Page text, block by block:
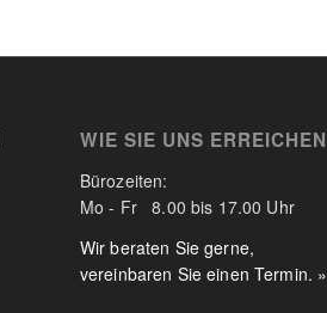
WIE SIE UNS ERREICHEN
Bürozeiten:
Mo - Fr 8.00 bis 17.00 Uhr
Wir beraten Sie gerne,
vereinbaren Sie einen Termin. »